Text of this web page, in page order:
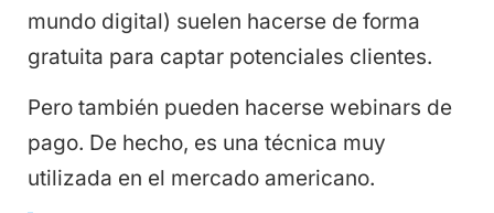
mundo digital) suelen hacerse de forma
gratuita para captar potenciales clientes.
Pero también pueden hacerse webinars de
pago. De hecho, es una técnica muy
utilizada en el mercado americano.